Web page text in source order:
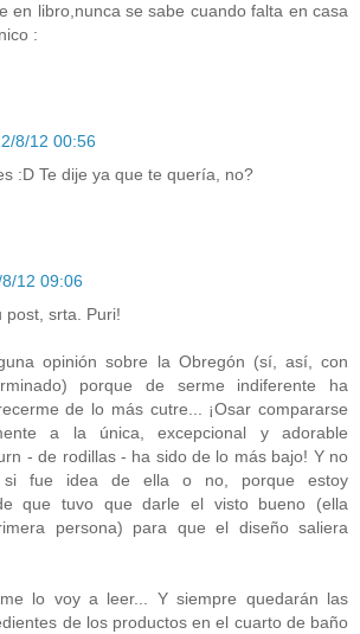
en libro,nunca se sabe cuando falta en casa
:
8/12 00:56
:D Te dije ya que te quería, no?
12 09:06
post, srta. Puri!
opinión sobre la Obregón (sí, así, con
porque de serme indiferente ha
de lo más cutre... ¡Osar compararse
a la única, excepcional y adorable
- de rodillas - ha sido de lo más bajo! Y no
si fue idea de ella o no, porque estoy
que tuvo que darle el visto bueno (ella
persona) para que el diseño saliera
lo voy a leer... Y siempre quedarán las
de los productos en el cuarto de baño